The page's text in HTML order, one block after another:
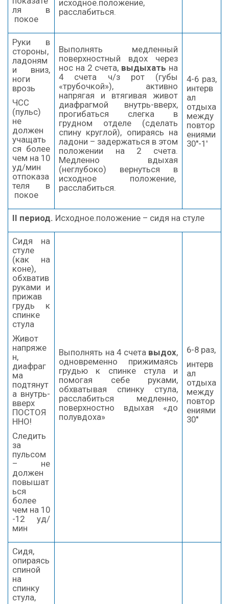
ля в
покое
исходное.положение,
расслабиться.
Руки в
стороны,
ладоням
и вниз,
ноги
врозь
ЧСС
(пульс)
не
должен
учащать
ся более
чем на 10
уд/мин
отпоказа
теля в
покое
Выполнять медленный
поверхностный вдох через
нос на 2 счета, выдыхать на
4 счета ч/з рот (губы
«трубочкой»), активно
напрягая и втягивая живот
диафрагмой внутрь-вверх,
прогибаться слегка в
грудном отделе (сделать
спину круглой), опираясь на
ладони – задержаться в этом
положении на 2 счета.
Медленно вдыхая
(неглубоко) вернуться в
исходное положение,
расслабиться.
4-6 раз,
интерв
ал
отдыха
между
повтор
ениями
30''-1'
II период. Исходное.положение – сидя на стуле
Сидя на
стуле
(как на
коне),
обхватив
руками и
прижав
грудь к
спинке
стула
Живот
напряже
н,
диафраг
ма
подтянут
а внутрь-
вверх
ПОСТОЯ
ННО!
Следить
за
пульсом
– не
должен
повышат
ься
более
чем на 10
-12 уд/
мин
Выполнять на 4 счета выдох,
одновременно прижимаясь
грудью к спинке стула и
помогая себе руками,
обхватывая спинку стула,
расслабиться медленно,
поверхностно вдыхая «до
полувдоха»
6-8 раз,
интерв
ал
отдыха
между
повтор
ениями
30''
Сидя,
опираясь
спиной
на
спинку
стула,